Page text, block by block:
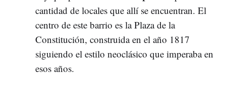
cantidad de locales que allí se encuentran. El
centro de este barrio es la Plaza de la
Constitución, construida en el año 1817
siguiendo el estilo neoclásico que imperaba en
esos años.